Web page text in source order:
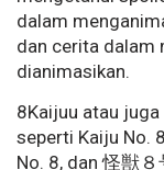
dalam
dan cerita dalam
dianimasikan.
8Kaijuu atau
seperti Kaiju No.
No. 8, dan 怪獣